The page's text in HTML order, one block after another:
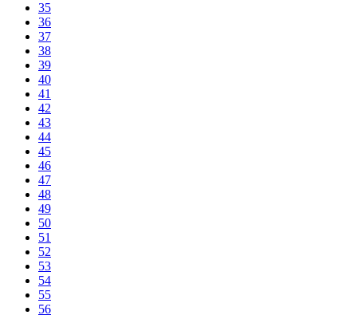
35
36
37
38
39
40
41
42
43
44
45
46
47
48
49
50
51
52
53
54
55
56